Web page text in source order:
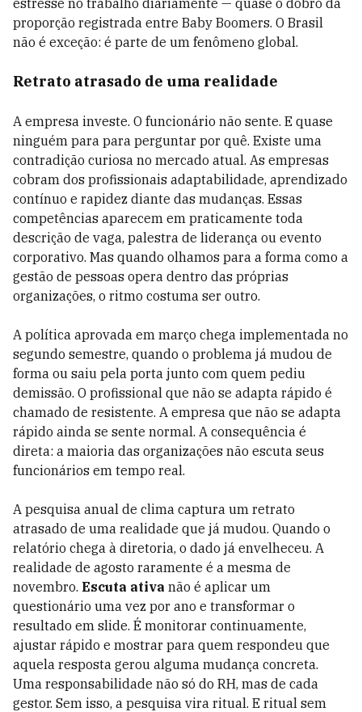
estresse no trabalho diariamente — quase o dobro da
proporção registrada entre Baby Boomers. O Brasil
não é exceção: é parte de um fenômeno global.
Retrato atrasado de uma realidade
A empresa investe. O funcionário não sente. E quase
ninguém para para perguntar por quê. Existe uma
contradição curiosa no mercado atual. As empresas
cobram dos profissionais adaptabilidade, aprendizado
contínuo e rapidez diante das mudanças. Essas
competências aparecem em praticamente toda
descrição de vaga, palestra de liderança ou evento
corporativo. Mas quando olhamos para a forma como a
gestão de pessoas opera dentro das próprias
organizações, o ritmo costuma ser outro.
A política aprovada em março chega implementada no
segundo semestre, quando o problema já mudou de
forma ou saiu pela porta junto com quem pediu
demissão. O profissional que não se adapta rápido é
chamado de resistente. A empresa que não se adapta
rápido ainda se sente normal. A consequência é
direta: a maioria das organizações não escuta seus
funcionários em tempo real.
A pesquisa anual de clima captura um retrato
atrasado de uma realidade que já mudou. Quando o
relatório chega à diretoria, o dado já envelheceu. A
realidade de agosto raramente é a mesma de
novembro. Escuta ativa não é aplicar um
questionário uma vez por ano e transformar o
resultado em slide. É monitorar continuamente,
ajustar rápido e mostrar para quem respondeu que
aquela resposta gerou alguma mudança concreta.
Uma responsabilidade não só do RH, mas de cada
gestor. Sem isso, a pesquisa vira ritual. E ritual sem